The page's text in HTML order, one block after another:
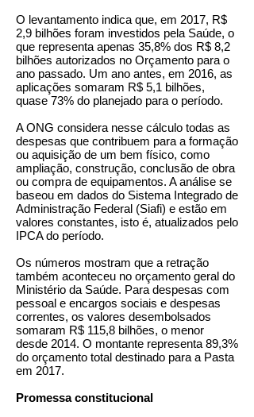
O levantamento indica que, em 2017, R$
2,9 bilhões foram investidos pela Saúde, o
que representa apenas 35,8% dos R$ 8,2
bilhões autorizados no Orçamento para o
ano passado. Um ano antes, em 2016, as
aplicações somaram R$ 5,1 bilhões,
quase 73% do planejado para o período.
A ONG considera nesse cálculo todas as
despesas que contribuem para a formação
ou aquisição de um bem físico, como
ampliação, construção, conclusão de obra
ou compra de equipamentos. A análise se
baseou em dados do Sistema Integrado de
Administração Federal (Siafi) e estão em
valores constantes, isto é, atualizados pelo
IPCA do período.
Os números mostram que a retração
também aconteceu no orçamento geral do
Ministério da Saúde. Para despesas com
pessoal e encargos sociais e despesas
correntes, os valores desembolsados
somaram R$ 115,8 bilhões, o menor
desde 2014. O montante representa 89,3%
do orçamento total destinado para a Pasta
em 2017.
Promessa constitucional